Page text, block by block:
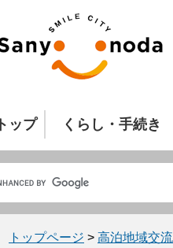
トップ くらし・手続き
トップページ > 高泊地域交